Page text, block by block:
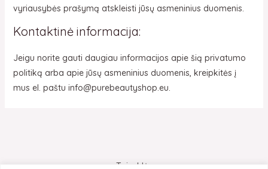
vyriausybės prašymą atskleisti jūsų asmeninius duomenis.
Kontaktinė informacija:
Jeigu norite gauti daugiau informacijos apie šią privatumo
politiką arba apie jūsų asmeninius duomenis, kreipkitės į
mus el. paštu info@purebeautyshop.eu.
Taisyklės